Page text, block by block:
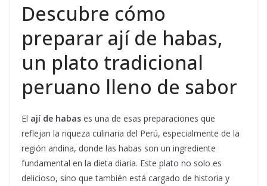
Descubre cómo
preparar ají de habas,
un plato tradicional
peruano lleno de sabor
El ají de habas es una de esas preparaciones que
reflejan la riqueza culinaria del Perú, especialmente de la
región andina, donde las habas son un ingrediente
fundamental en la dieta diaria. Este plato no solo es
delicioso, sino que también está cargado de historia y